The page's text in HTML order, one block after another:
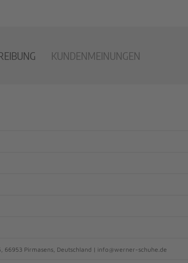
KUNDENMEINUNGEN
66953 Pirmasens, Deutschland | info@werner-schuhe.de